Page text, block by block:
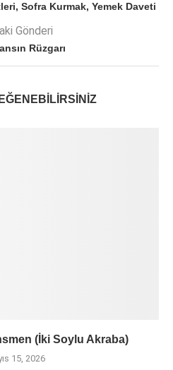
Sofra Kurmak, Yemek Daveti
Gönderi
Rüzgarı
(İki Soylu Akraba)
15, 2026